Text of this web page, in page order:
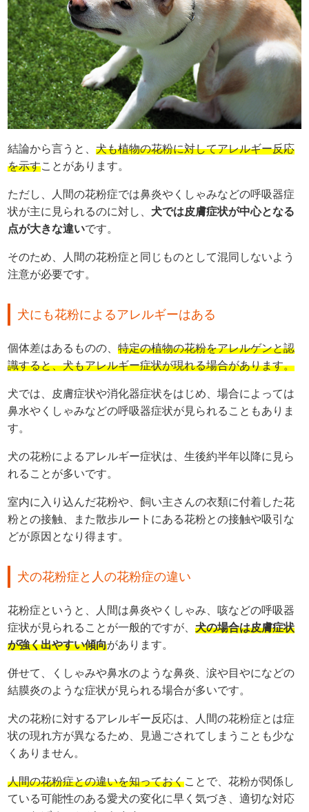
結論から言うと、犬も植物の花粉に対してアレルギー反応
を示すことがあります。
ただし、人間の花粉症では鼻炎やくしゃみなどの呼吸器症
状が主に見られるのに対し、 犬では皮膚症状が中心となる
点が大きな違いです。
そのため、人間の花粉症と同じものとして混同しないよう
注意が必要です。
犬にも花粉によるアレルギーはある
個体差はあるものの、特定の植物の花粉をアレルゲンと認
識すると、犬もアレルギー症状が現れる場合があります。
犬では、皮膚症状や消化器症状をはじめ、場合によっては
鼻水やくしゃみなどの呼吸器症状が見られることもありま
す。
犬の花粉によるアレルギー症状は、生後約半年以降に見ら
れることが多いです。
室内に入り込んだ花粉や、飼い主さんの衣類に付着した花
粉との接触、また散歩ルートにある花粉との接触や吸引な
どが原因となり得ます。
犬の花粉症と人の花粉症の違い
花粉症というと、人間は鼻炎やくしゃみ、咳などの呼吸器
症状が見られることが一般的ですが、犬の場合は皮膚症状
が強く出やすい傾向があります。
併せて、くしゃみや鼻水のような鼻炎、涙や目やになどの
結膜炎のような症状が見られる場合が多いです。
犬の花粉に対するアレルギー反応は、人間の花粉症とは症
状の現れ方が異なるため、見過ごされてしまうことも少な
くありません。
人間の花粉症との違いを知っておくことで、花粉が関係し
ている可能性のある愛犬の変化に早く気づき、適切な対応